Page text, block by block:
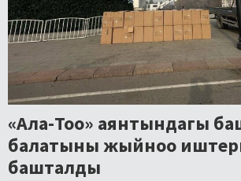
«Ала-Тоо» аянтындагы
балатыны жыйноо
башталды